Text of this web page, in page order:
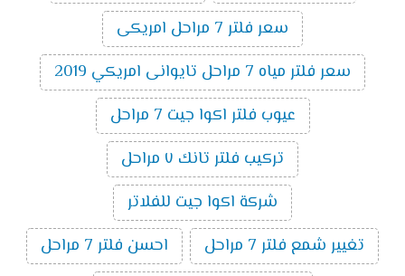
سعر فلتر 7 مراحل امريكى
سعر فلتر مياه 7 مراحل تايوانى امريكي 2019
عيوب فلتر اكوا جيت 7 مراحل
تركيب فلتر تانك ٧ مراحل
شركة اكوا جيت للفلاتر
تغيير شمع فلتر 7 مراحل
احسن فلتر 7 مراحل